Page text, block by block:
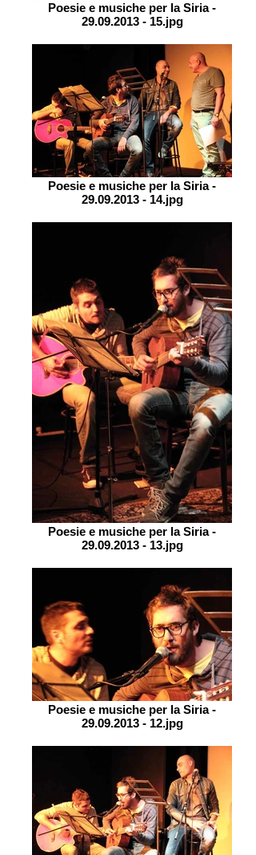
Poesie e musiche per la Siria -
29.09.2013 - 15.jpg
Poesie e musiche per la Siria -
29.09.2013 - 14.jpg
Poesie e musiche per la Siria -
29.09.2013 - 13.jpg
Poesie e musiche per la Siria -
29.09.2013 - 12.jpg